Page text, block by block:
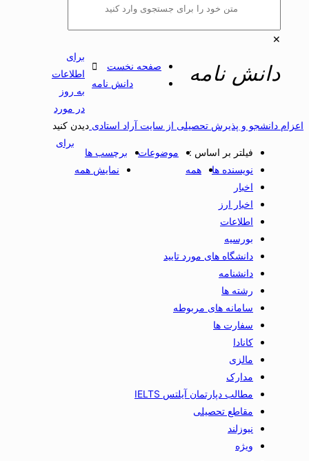
✕
دانش نامه
صفحه نخست
دانش نامه
برای
اطلاعات
به روز
در مورد
اعزام دانشجو و پذیرش تحصیلی از سایت آراد استادی دیدن کنید
فیلتر بر اساس : موضوعات
برچسب ها
نویسنده ها
نمایش همه
همه
اخبار
اخبار ارز
اطلاعات
بورسیه
دانشگاه های مورد تایید
دانشنامه
رشته ها
سامانه های مربوطه
سفارت ها
کانادا
مالزی
مدارک
مطالب دپارتمان آیلتس IELTS
مقاطع تحصیلی
نیوزلند
ویژه
برای